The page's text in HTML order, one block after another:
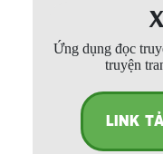
Ứng dụng đọc
truyện
LINK